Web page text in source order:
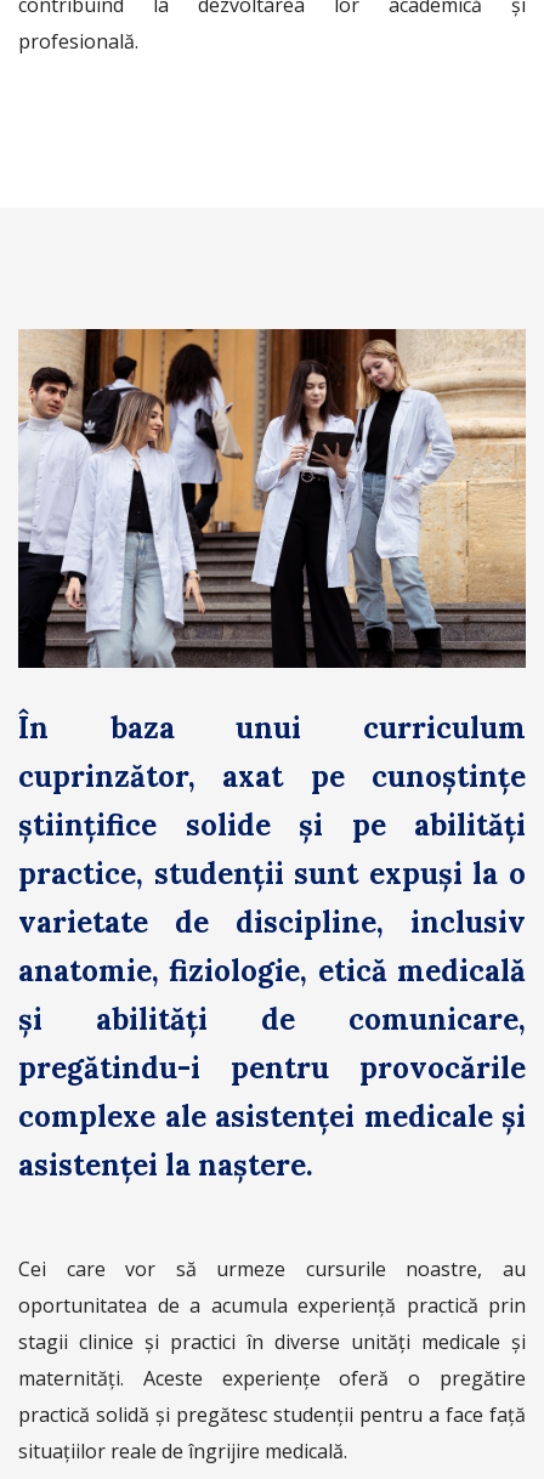
profesională.
În baza unui curriculum
cuprinzător, axat pe cunoștințe
științifice solide și pe abilități
practice, studenții sunt expuși la o
varietate de discipline, inclusiv
anatomie, fiziologie, etică medicală
și abilități de comunicare,
pregătindu-i pentru provocările
complexe ale asistenței medicale și
asistenței la naștere.
Cei care vor să urmeze cursurile noastre, au
oportunitatea de a acumula experiență practică prin
stagii clinice și practici în diverse unități medicale și
maternități. Aceste experiențe oferă o pregătire
practică solidă și pregătesc studenții pentru a face față
situațiilor reale de îngrijire medicală.